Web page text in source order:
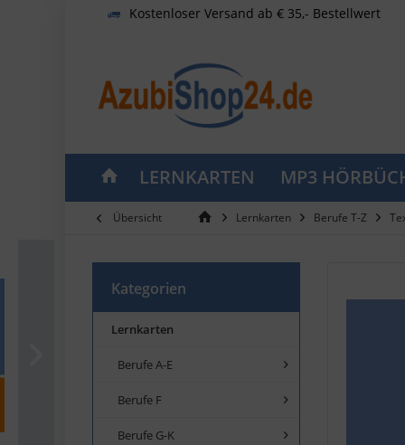
Kostenloser Versand ab € 35,- Bestellwert
LERNKARTEN MP3
Übersicht Lernkarten Berufe T-Z
Kategorien
Lernkarten
Berufe A-E
Berufe F
Berufe G-K